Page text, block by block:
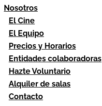
Nosotros
El Cine
El Equipo
Precios y Horarios
Entidades colaboradoras
Hazte Voluntario
Alquiler de salas
Contacto